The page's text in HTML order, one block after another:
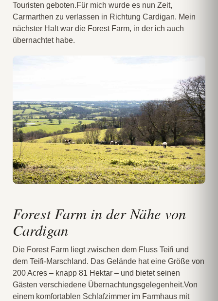
Touristen geboten.Für mich wurde es nun Zeit,
Carmarthen zu verlassen in Richtung Cardigan. Mein
nächster Halt war die Forest Farm, in der ich auch
übernachtet habe.
Forest Farm in der Nähe von
Cardigan
Die Forest Farm liegt zwischen dem Fluss Teifi und
dem Teifi-Marschland. Das Gelände hat eine Größe von
200 Acres – knapp 81 Hektar – und bietet seinen
Gästen verschiedene Übernachtungsgelegenheit.Von
einem komfortablen Schlafzimmer im Farmhaus mit